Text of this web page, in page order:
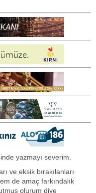
yazmayı severim.
ve eksik bırakılanları
de amaç farkındalık
olurum diye